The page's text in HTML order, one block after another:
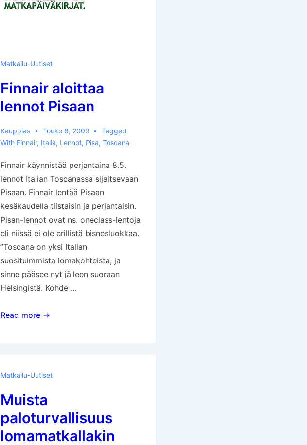
Matkailu-Uutiset
Finnair aloittaa
lennot Pisaan
Kauppias Touko 6, 2009
Tagged
With Finnair, Italia, Lennot, Pisa, Toscana
Finnair käynnistää perjantaina 8.5.
lennot Italian Toscanassa sijaitsevaan
Pisaan. Finnair lentää Pisaan
kesäkaudella tiistaisin ja perjantaisin.
Pisan-lennot ovat ns. oneclass-lentoja
eli niissä ei ole erillistä bisnesluokkaa.
”Toscana on yksi Italian
suosituimmista lomakohteista, ja
sinne pääsee nyt jälleen suoraan
Helsingistä. Kohde …
Finnair
Read more →
Matkailu-Uutiset
Muista
paloturvallisuus
lomamatkallakin